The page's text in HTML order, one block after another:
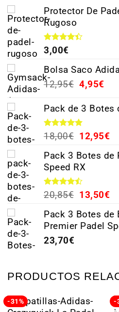
Protector De
Rugoso
Valorado
con 4.38
3,00€
Bolsa Saco
12,95€ 4,95€
Pack de 3 Botes
Valorado
con 5.00
18,00€ 12,95€
Pack 3 Botes de
Speed RX
Valorado
con 4.44
20,85€ 13,50€
Pack 3 Botes de
Premier Padel
23,70€
PRODUCTOS
-31% -